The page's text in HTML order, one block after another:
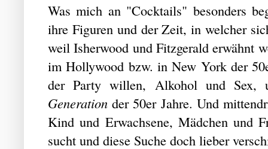
Was mich an "Cocktails" besonders
ihre Figuren und der Zeit, in welcher
weil Isherwood und Fitzgerald erwähnt
im Hollywood bzw. in New York der
der Party willen, Alkohol und
Generation der 50er Jahre. Und
Kind und Erwachsene, Mädchen und
sucht und diese Suche doch lieber